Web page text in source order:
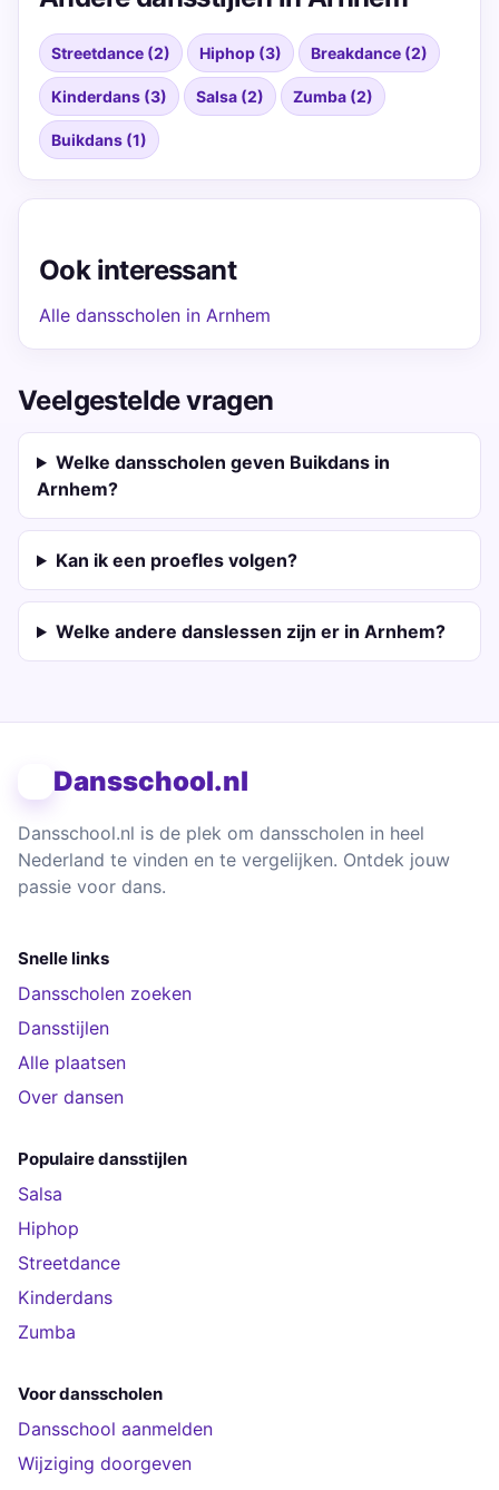
Streetdance (2) Hiphop (3) Breakdance (2)
Kinderdans (3) Salsa (2) Zumba (2)
Buikdans (1)
Ook interessant
Alle dansscholen in Arnhem
Veelgestelde vragen
Welke dansscholen geven Buikdans in
Arnhem?
Kan ik een proefles volgen?
Welke andere danslessen zijn er in Arnhem?
Dansschool.nl
Dansschool.nl is de plek om dansscholen in heel
Nederland te vinden en te vergelijken. Ontdek jouw
passie voor dans.
Snelle links
Dansscholen zoeken
Dansstijlen
Alle plaatsen
Over dansen
Populaire dansstijlen
Salsa
Hiphop
Streetdance
Kinderdans
Zumba
Voor dansscholen
Dansschool aanmelden
Wijziging doorgeven